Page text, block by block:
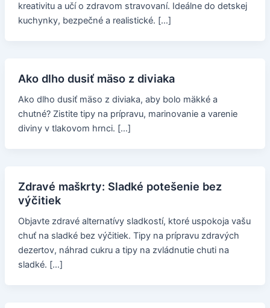
kreativitu a učí o zdravom stravovaní. Ideálne do detskej
kuchynky, bezpečné a realistické. […]
Ako dlho dusiť mäso z diviaka
Ako dlho dusiť mäso z diviaka, aby bolo mäkké a
chutné? Zistite tipy na prípravu, marinovanie a varenie
diviny v tlakovom hrnci. […]
Zdravé maškrty: Sladké potešenie bez
výčitiek
Objavte zdravé alternatívy sladkostí, ktoré uspokoja vašu
chuť na sladké bez výčitiek. Tipy na prípravu zdravých
dezertov, náhrad cukru a tipy na zvládnutie chuti na
sladké. […]